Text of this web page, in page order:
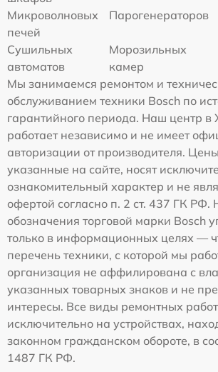
Микроволновых
печей
Парогенераторов
Сушильных
автоматов
Морозильных
камер
Мы занимаемся ремонтом и
обслуживанием техники Bosch по
гарантийного периода. Наш центр в
работает независимо и не имеет
авторизации от производителя.
указанные на сайте, носят
ознакомительный характер и не
офертой согласно п. 2 ст. 437 ГК РФ.
обозначения торговой марки Bosch
только в информационных целях —
перечень техники, с которой мы
организация не аффилирована с
указанных товарных знаков и не
интересы. Все виды ремонтных
исключительно на устройствах,
законном гражданском обороте, в
1487 ГК РФ.